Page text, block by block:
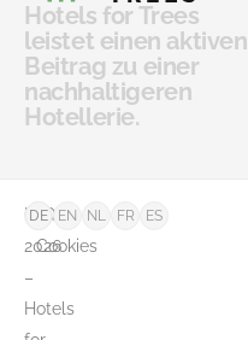
Hotels for Trees
leistet einen aktiven
Beitrag zu einer
nachhaltigeren
Hotellerie.
©
2026
–
Hotels
FAQ
Cookies
DE EN NL FR ES